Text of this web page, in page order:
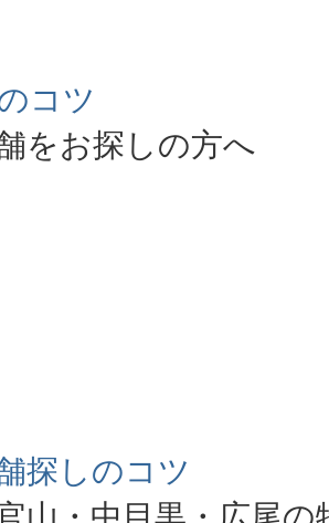
コツ
をお探しの方へ
探しのコツ